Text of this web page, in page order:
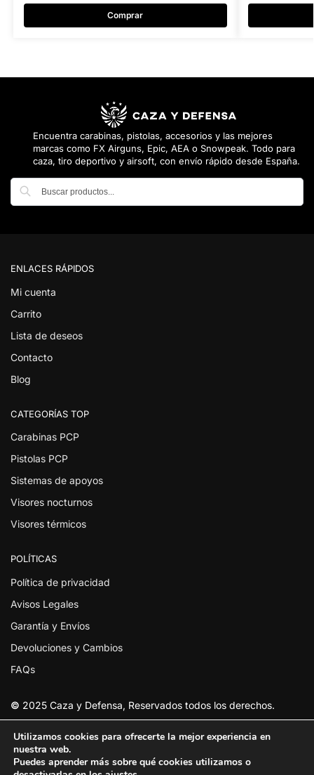
Comprar
Encuentra carabinas, pistolas, accesorios y las mejores
marcas como FX Airguns, Epic, AEA o Snowpeak. Todo para
caza, tiro deportivo y airsoft, con envío rápido desde España.
ENLACES RÁPIDOS
Mi cuenta
Carrito
Lista de deseos
Contacto
Blog
CATEGORÍAS TOP
Carabinas PCP
Pistolas PCP
Sistemas de apoyos
Visores nocturnos
Visores térmicos
POLÍTICAS
Política de privacidad
Avisos Legales
Garantía y Envíos
Devoluciones y Cambios
FAQs
© 2025 Caza y Defensa, Reservados todos los derechos.
Utilizamos cookies para ofrecerte la mejor experiencia en
nuestra web.
Puedes aprender más sobre qué cookies utilizamos o